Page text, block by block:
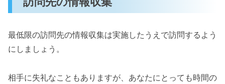
最低限の訪問先の情報収集は実施したうえで訪問するよう
にしましょう。
相手に失礼なこともありますが、あなたにとっても時間の